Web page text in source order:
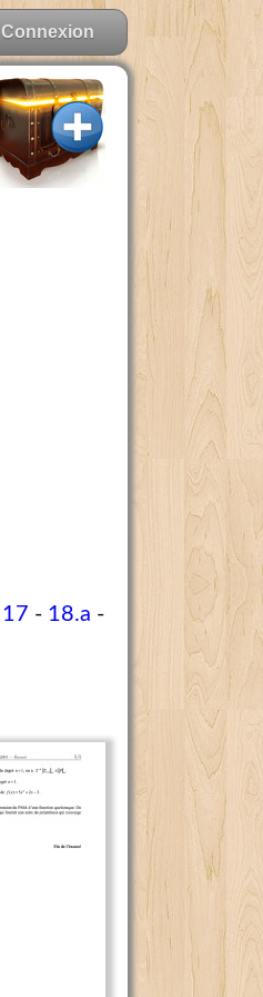
Connexion
17 - 18.a -